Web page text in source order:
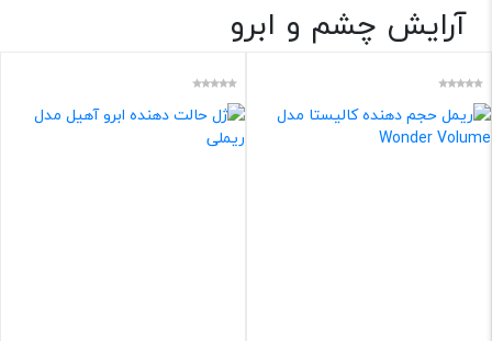
آرایشی
ریمل
ژل و صابون ابرو
آرایش چشم و ابرو